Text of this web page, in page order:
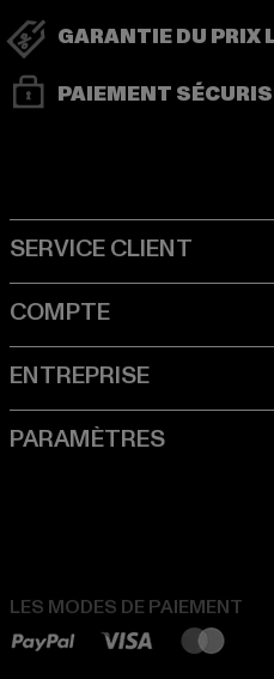
GARANTIE DU PRIX
PAIEMENT
LES MODES DE PAIEMENT